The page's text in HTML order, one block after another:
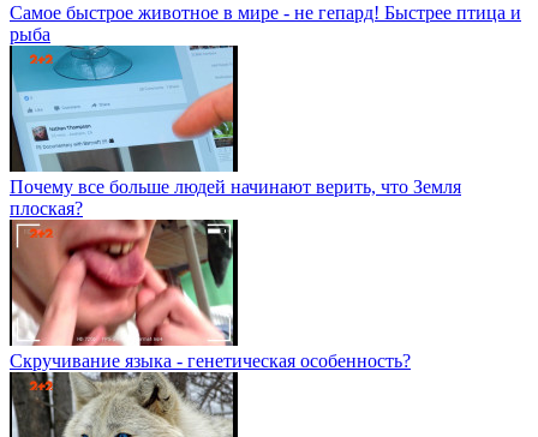
Самое быстрое животное в мире - не гепард! Быстрее птица и
рыба
Почему все больше людей начинают верить, что Земля
плоская?
Скручивание языка - генетическая особенность?